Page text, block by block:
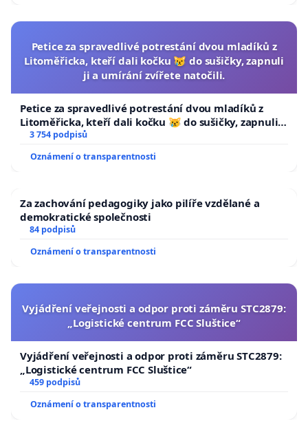
Petice za spravedlivé potrestání dvou mladíků z
Litoměřicka, kteří dali kočku 😿 do sušičky, zapnuli
ji a umírání zvířete natočili.
Petice za spravedlivé potrestání dvou mladíků z
Litoměřicka, kteří dali kočku 😿 do sušičky, zapnuli ji
a umírání zvířete natočili.
3 754 podpisů
Oznámení o transparentnosti
Za zachování pedagogiky jako pilíře vzdělané a
demokratické společnosti
84 podpisů
Oznámení o transparentnosti
Vyjádření veřejnosti a odpor proti záměru STC2879:
„Logistické centrum FCC Sluštice“
Vyjádření veřejnosti a odpor proti záměru STC2879:
„Logistické centrum FCC Sluštice“
459 podpisů
Oznámení o transparentnosti